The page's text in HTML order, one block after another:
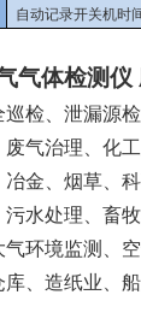
自动记录开关机时
气体检测仪
检、泄漏源
气治理、化
冶金、烟草、
水处理、畜
环境监测、
、造纸业、